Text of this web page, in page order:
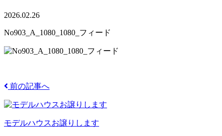
2026.02.26
No903_A_1080_1080_フィード
前の記事へ
モデルハウスお譲りします